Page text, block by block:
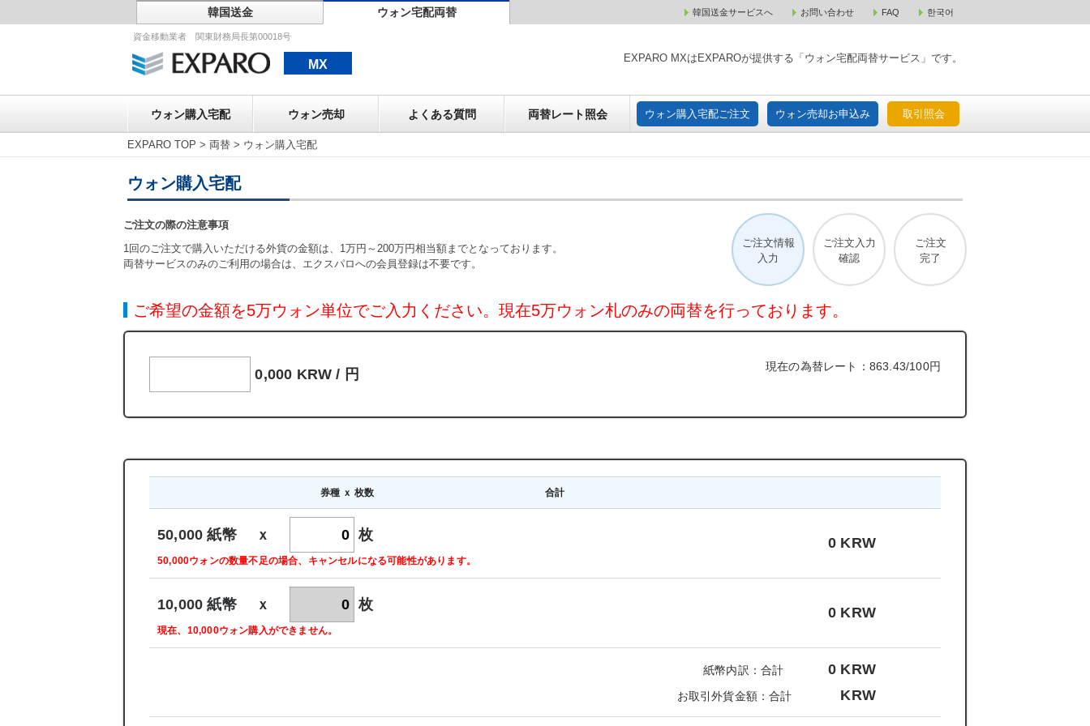
韓国送金 ウォン宅配両替 韓国送金サービスへ お問い合わせ FAQ 한국어
資金移動業者 関東財務局長第00018号
MX EXPARO MXはEXPAROが提供する「ウォン宅配両替サービス」です。
ウォン購入宅配 ウォン売却 よくある質問 両替レート照会 ウォン購入宅配ご注文 ウォン売却お申込み 取引照会
ウォン売却 ウォン購入宅配ご注文 ウォン売却お申込み 取引照会
EXPARO TOP > 両替 > ウォン購入宅配
ウォン購入宅配
ご注文の際の注意事項
1回のご注文で購入いただける外貨の金額は、1万円～200万円相当額までとなっております。
両替サービスのみのご利用の場合は、エクスパロへの会員登録は不要です。
ご注文情報
入力
ご注文入力
確認
ご注文
完了
ご希望の金額を5万ウォン単位でご入力ください。現在5万ウォン札のみの両替を行っております。
0,000 KRW / 円 現在の為替レート：863.43/100円
券種 ｘ 枚数 合計
50,000 紙幣 ｘ 枚
50,000ウォンの数量不足の場合、キャンセルになる可能性があります。
0 KRW
10,000 紙幣 ｘ 枚
現在、10,000ウォン購入ができません。
0 KRW
紙幣内訳：合計 0 KRW
お取引外貨金額：合計 KRW